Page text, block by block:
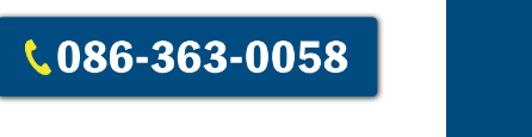
買う
ご利用の流れ